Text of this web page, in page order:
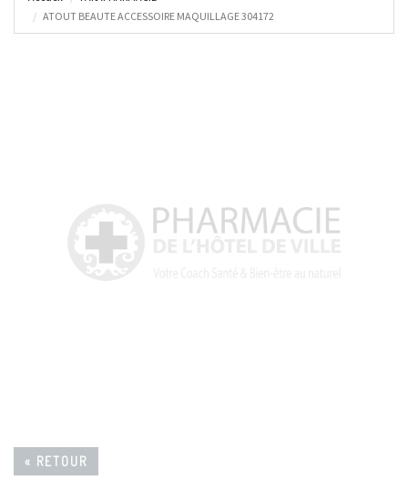
ATOUT BEAUTE ACCESSOIRE MAQUILLAGE 304172
« RETOUR